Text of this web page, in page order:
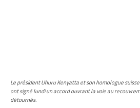
Le président Uhuru Kenyatta et son homologue
ont signé lundi un accord ouvrant la voie au
détournés.